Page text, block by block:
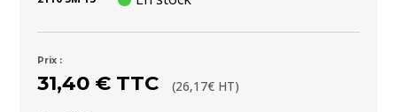
Prix :
31,40 € TTC (26,17€ HT)